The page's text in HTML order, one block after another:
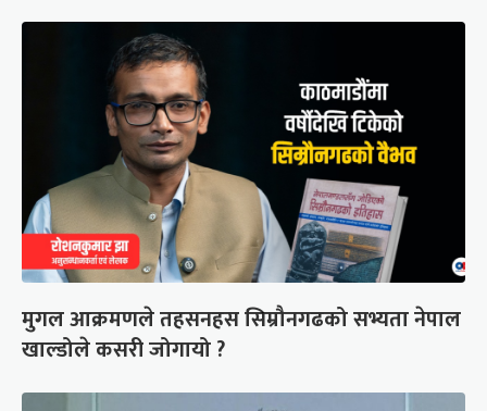
मुगल आक्रमणले तहसनहस सिम्रौनगढको सभ्यता नेपाल
खाल्डोले कसरी जोगायो ?